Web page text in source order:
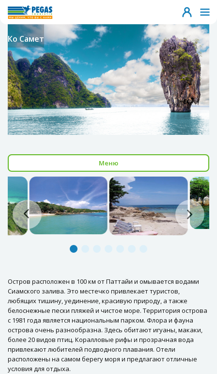
Ко Самет
Меню
Остров расположен в 100 км от Паттайи и омывается водами
Сиамского залива. Это местечко привлекает туристов,
любящих тишину, уединение, красивую природу, а также
белоснежные пески пляжей и чистое море. Территория острова
с 1981 года является национальным парком. Флора и фауна
острова очень разнообразна. Здесь обитают игуаны, макаки,
более 20 видов птиц. Коралловые рифы и прозрачная вода
привлекают любителей подводного плавания. Отели
расположены на самом берегу моря и предлагают отличные
условия для отдыха.